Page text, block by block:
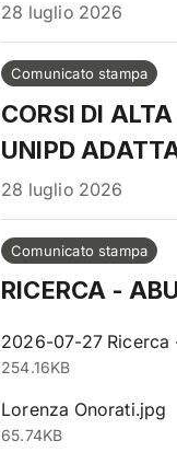
28 luglio 2026
Comunicato stampa
CORSI DI
UNIPD
28 luglio 2026
Comunicato stampa
RICERCA -
2026-07-27 Ricerca
254.16KB
Lorenza Onorati.jpg
65.74KB